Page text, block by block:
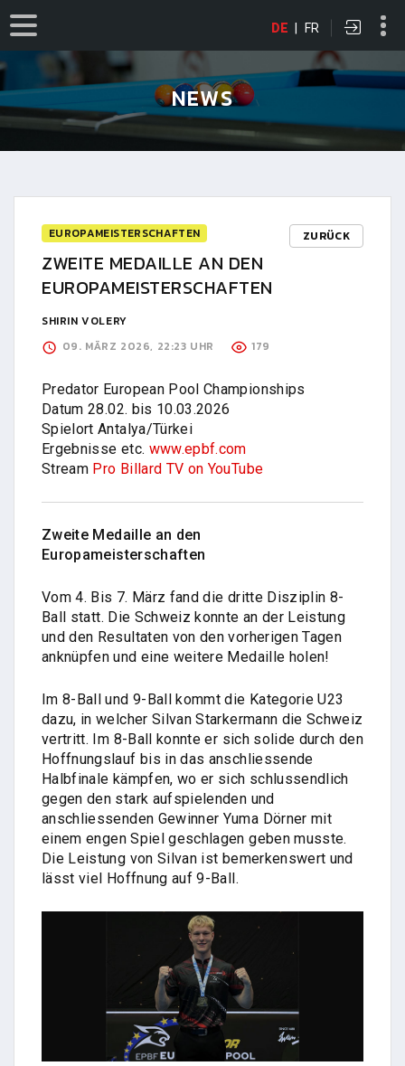
DE | FR
NEWS
EUROPAMEISTERSCHAFTEN ZURÜCK
ZWEITE MEDAILLE AN DEN
EUROPAMEISTERSCHAFTEN
SHIRIN VOLERY
09. MÄRZ 2026, 22:23 UHR
179
Predator European Pool Championships
Datum 28.02. bis 10.03.2026
Spielort Antalya/Türkei
Ergebnisse etc. www.epbf.com
Stream Pro Billard TV on YouTube
Zweite Medaille an den
Europameisterschaften
Vom 4. Bis 7. März fand die dritte Disziplin 8-
Ball statt. Die Schweiz konnte an der Leistung
und den Resultaten von den vorherigen Tagen
anknüpfen und eine weitere Medaille holen!
Im 8-Ball und 9-Ball kommt die Kategorie U23
dazu, in welcher Silvan Starkermann die Schweiz
vertritt. Im 8-Ball konnte er sich solide durch den
Hoffnungslauf bis in das anschliessende
Halbfinale kämpfen, wo er sich schlussendlich
gegen den stark aufspielenden und
anschliessenden Gewinner Yuma Dörner mit
einem engen Spiel geschlagen geben musste.
Die Leistung von Silvan ist bemerkenswert und
lässt viel Hoffnung auf 9-Ball.